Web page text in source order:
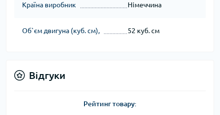
Країна виробник Німеччина
Об`єм двигуна (куб. см), 52 куб. см
Відгуки
Рейтинг товару: